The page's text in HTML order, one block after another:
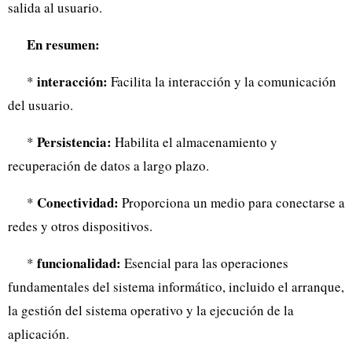
salida al usuario.
En resumen:
* interacción: Facilita la interacción y la comunicación
del usuario.
* Persistencia: Habilita el almacenamiento y
recuperación de datos a largo plazo.
* Conectividad: Proporciona un medio para conectarse a
redes y otros dispositivos.
* funcionalidad: Esencial para las operaciones
fundamentales del sistema informático, incluido el arranque,
la gestión del sistema operativo y la ejecución de la
aplicación.